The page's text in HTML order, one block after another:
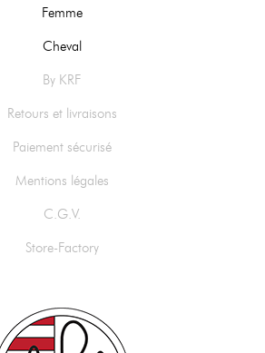
Femme
Cheval
By KRF
Retours et livraisons
Paiement sécurisé
Mentions légales
C.G.V.
Store-Factory